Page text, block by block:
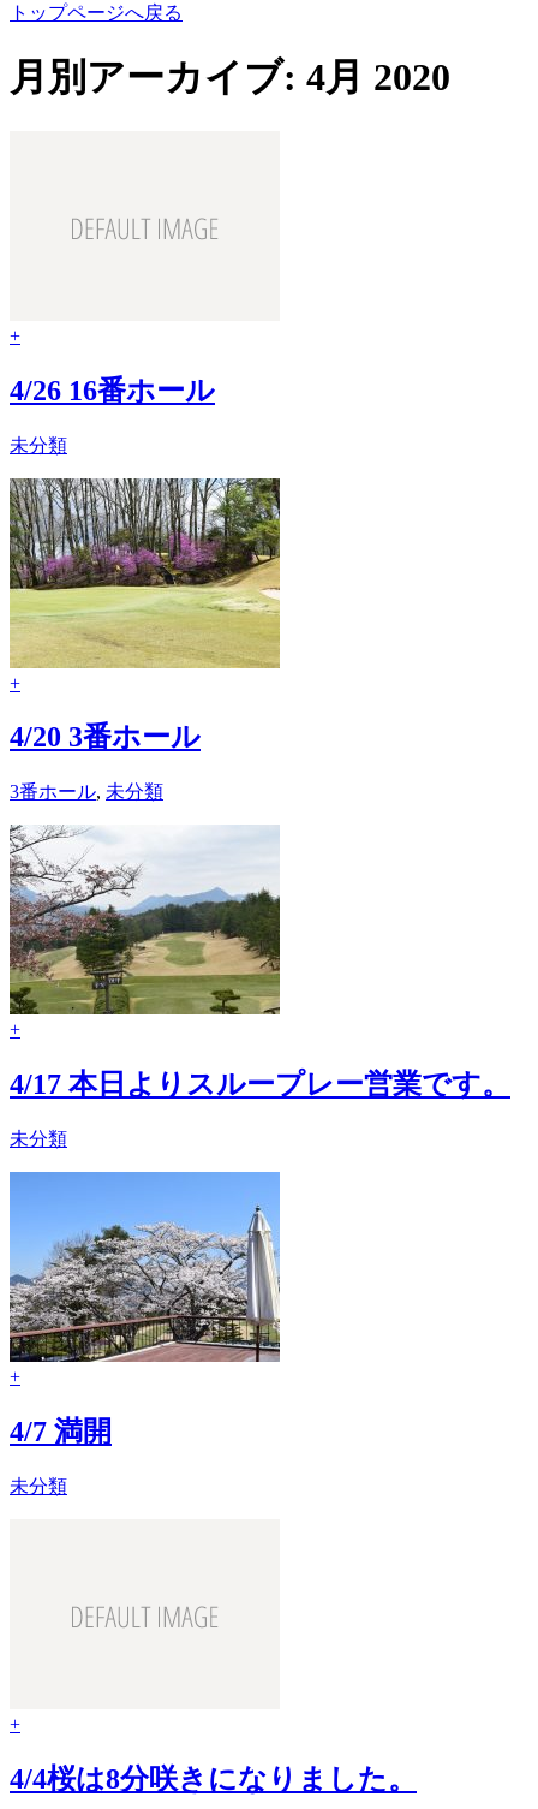
トップページへ戻る
月別アーカイブ: 4月 2020
+
4/26 16番ホール
未分類
+
4/20 3番ホール
3番ホール, 未分類
+
4/17 本日よりスループレー営業です。
未分類
+
4/7 満開
未分類
+
4/4桜は8分咲きになりました。